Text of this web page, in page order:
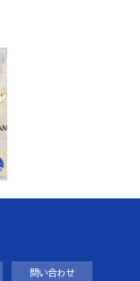
問い合わせ